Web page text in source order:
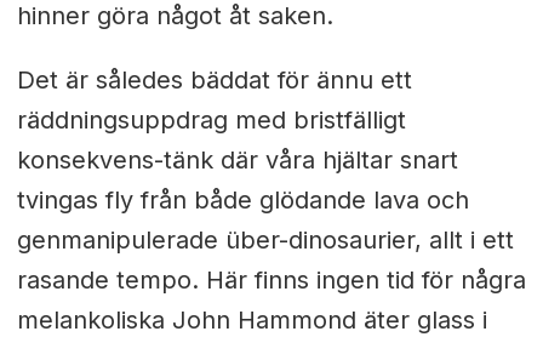
hinner göra något åt saken.
Det är således bäddat för ännu ett
räddningsuppdrag med bristfälligt
konsekvens-tänk där våra hjältar snart
tvingas fly från både glödande lava och
genmanipulerade über-dinosaurier, allt i ett
rasande tempo. Här finns ingen tid för några
melankoliska John Hammond äter glass i